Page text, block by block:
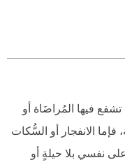
فيها المُراضَاة أو
فإما الانفجار أو السُّكات
نفسي بلا حيلةٍ أو